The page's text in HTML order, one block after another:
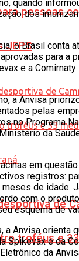
pessoas
JEPS
de
troféus e
quando
dos
o Brasil conta
para a
e a
a Anvisa
pelas
no Programa
da
em
registros:
de idade.
com o
esquema de
a Anvisa orienta
Spikevax e da
da